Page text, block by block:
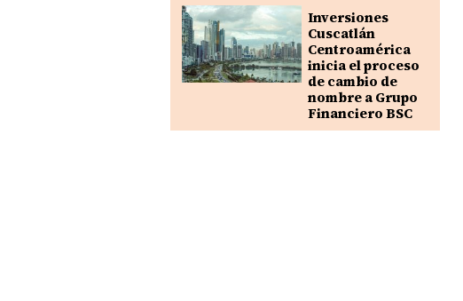
Inversiones
Cuscatlán
Centroamérica
inicia el proceso
de cambio de
nombre a Grupo
Financiero BSC